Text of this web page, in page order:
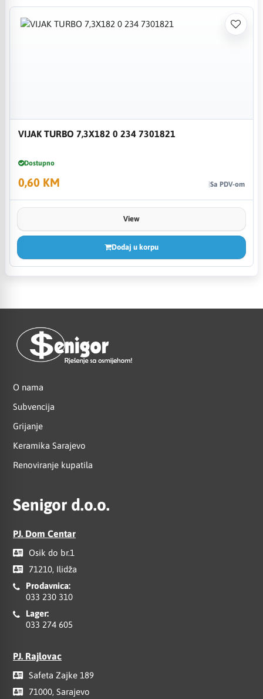
VIJAK TURBO 7,3X182 0 234 7301821
Dostupno
0,60 KM Sa PDV-om
View
Dodaj u korpu
O nama
Subvencija
Grijanje
Keramika Sarajevo
Renoviranje kupatila
Senigor d.o.o.
PJ. Dom Centar
Osik do br.1
71210, Ilidža
Prodavnica:
033 230 310
Lager:
033 274 605
PJ. Rajlovac
Safeta Zajke 189
71000, Sarajevo